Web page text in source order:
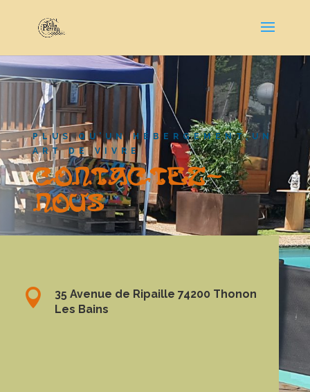
PLUS QU’UN HÉBERGEMENT,UN
ART DE VIVRE
CONTACTEZ-
NOUS

35 Avenue de Ripaille 74200 Thonon
Les Bains